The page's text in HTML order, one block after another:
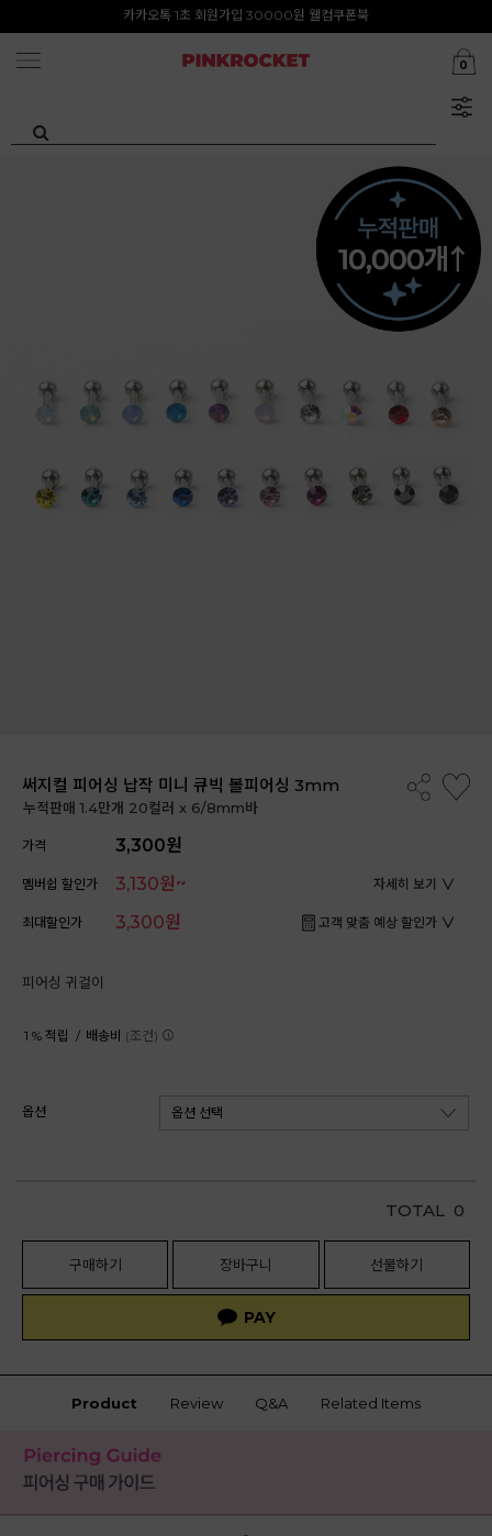
카카오톡 1초 회원가입 30000원 웰컴쿠폰북
0
써지컬 피어싱 납작 미니 큐빅 볼피어싱 3mm
누적판매 1.4만개 20컬러 x 6/8mm바
가격 3,300원
멤버쉽 할인가 3,130원~ 자세히 보기
최대할인가 3,300원 고객 맞춤 예상 할인가
피어싱 귀걸이
1 % 적립 / 배송비 (조건)
옵션
TOTAL 0
구매하기 장바구니 선물하기
Product Review Q&A Related Items